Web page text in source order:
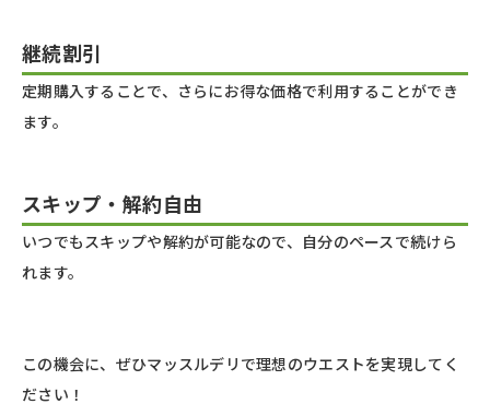
継続割引
定期購入することで、さらにお得な価格で利用することができ
ます。
スキップ・解約自由
いつでもスキップや解約が可能なので、自分のペースで続けら
れます。
この機会に、ぜひマッスルデリで理想のウエストを実現してく
ださい！